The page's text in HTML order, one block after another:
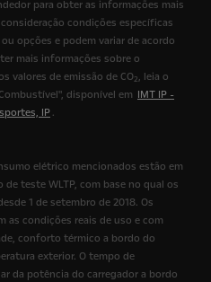
para obter as informações mais
condições específicas
opções e podem variar de acordo
mais informações sobre o
valores de emissão de CO2, leia o
disponível em IMT IP -
IP.
elétrico mencionados estão em
teste WLTP, com base no qual os
1 de setembro de 2018. Os
as condições reais de uso e com
conforto térmico a bordo do
exterior. O tempo de
da potência do carregador a bordo